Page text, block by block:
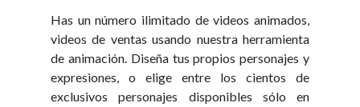
Has un número ilimitado de videos animados,
videos de ventas usando nuestra herramienta
de animación. Diseña tus propios personajes y
expresiones, o elige entre los cientos de
exclusivos personajes disponibles sólo en